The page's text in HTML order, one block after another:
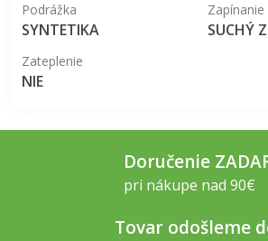
Podrážka
SYNTETIKA
Zapínanie
SUCHÝ
Zateplenie
NIE
Doručenie
pri nákupe nad 90€
Tovar odošleme